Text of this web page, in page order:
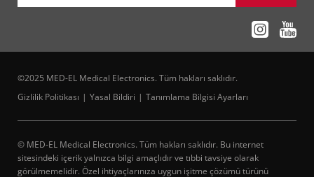
©2025 MED-EL Medical Electronics. Tüm hakları saklıdır.
Gizlilik Politikası
Yasal Bildiri Tanımlama Bilgisi Ayarları
© MED-EL Medical Electronics. Tüm hakları saklıdır. Bu internet
sitesindeki içerik yalnızca bilgi amaçlıdır ve tıbbi tavsiye olarak
görülmemelidir. Özel ihtiyaçlarınıza uygun işitme çözümü türünü